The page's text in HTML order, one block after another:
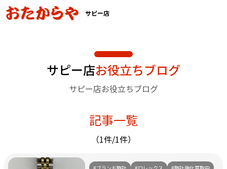
サピー店
サピー店お役立ちブログ
サピー店お役立ちブログ
記事一覧
（1件/1件）